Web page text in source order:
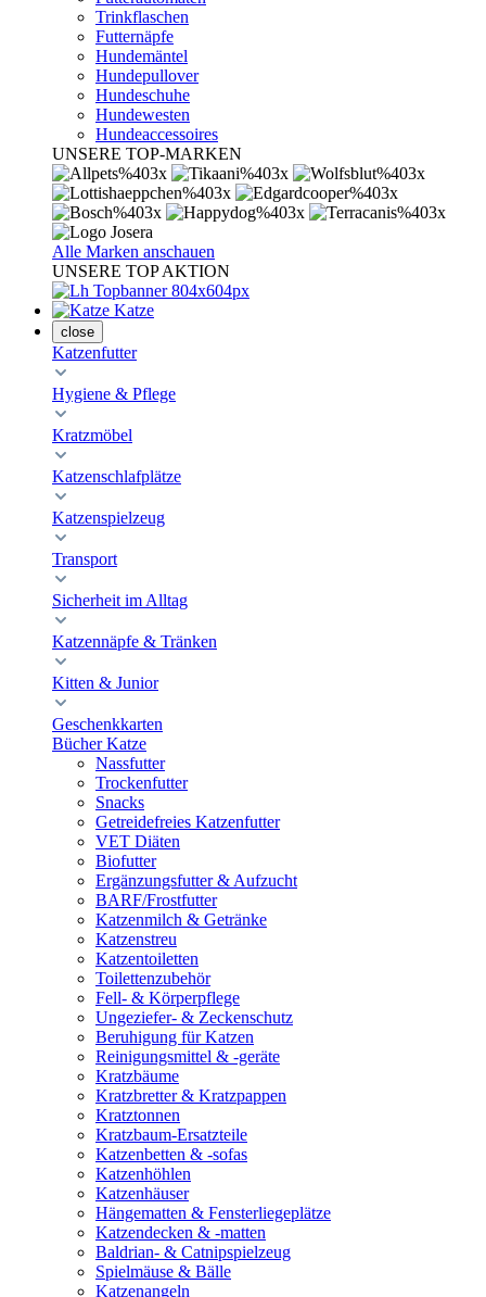
Trinkflaschen
Futternäpfe
Hundemäntel
Hundepullover
Hundeschuhe
Hundewesten
Hundeaccessoires
UNSERE TOP-MARKEN
Alle Marken anschauen
UNSERE TOP AKTION
Katze
close
Katzenfutter
Hygiene & Pflege
Kratzmöbel
Katzenschlafplätze
Katzenspielzeug
Transport
Sicherheit im Alltag
Katzennäpfe & Tränken
Kitten & Junior
Geschenkkarten
Bücher Katze
Nassfutter
Trockenfutter
Snacks
Getreidefreies Katzenfutter
VET Diäten
Biofutter
Ergänzungsfutter & Aufzucht
BARF/Frostfutter
Katzenmilch & Getränke
Katzenstreu
Katzentoiletten
Toilettenzubehör
Fell- & Körperpflege
Ungeziefer- & Zeckenschutz
Beruhigung für Katzen
Reinigungsmittel & -geräte
Kratzbäume
Kratzbretter & Kratzpappen
Kratztonnen
Kratzbaum-Ersatzteile
Katzenbetten & -sofas
Katzenhöhlen
Katzenhäuser
Hängematten & Fensterliegeplätze
Katzendecken & -matten
Baldrian- & Catnipspielzeug
Spielmäuse & Bälle
Katzenangeln